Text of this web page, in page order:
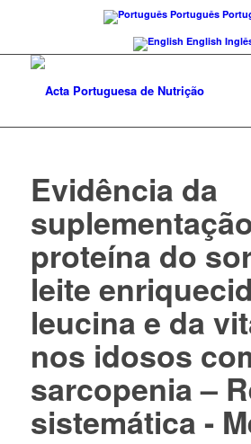
Português
English
Evidência da
proteína do
leite
leucina e da
nos idosos
sarcopenia –
sistemática -